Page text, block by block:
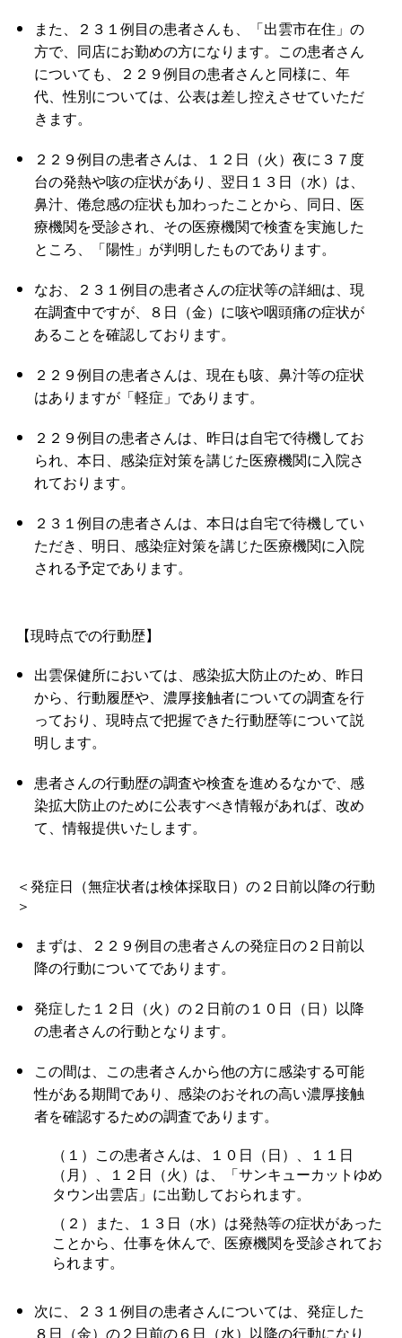
また、２３１例目の患者さんも、「出雲市在住」の
方で、同店にお勤めの方になります。この患者さん
についても、２２９例目の患者さんと同様に、年
代、性別については、公表は差し控えさせていただ
きます。
２２９例目の患者さんは、１２日（火）夜に３７度
台の発熱や咳の症状があり、翌日１３日（水）は、
鼻汁、倦怠感の症状も加わったことから、同日、医
療機関を受診され、その医療機関で検査を実施した
ところ、「陽性」が判明したものであります。
なお、２３１例目の患者さんの症状等の詳細は、現
在調査中ですが、８日（金）に咳や咽頭痛の症状が
あることを確認しております。
２２９例目の患者さんは、現在も咳、鼻汁等の症状
はありますが「軽症」であります。
２２９例目の患者さんは、昨日は自宅で待機してお
られ、本日、感染症対策を講じた医療機関に入院さ
れております。
２３１例目の患者さんは、本日は自宅で待機してい
ただき、明日、感染症対策を講じた医療機関に入院
される予定であります。
【現時点での行動歴】
出雲保健所においては、感染拡大防止のため、昨日
から、行動履歴や、濃厚接触者についての調査を行
っており、現時点で把握できた行動歴等について説
明します。
患者さんの行動歴の調査や検査を進めるなかで、感
染拡大防止のために公表すべき情報があれば、改め
て、情報提供いたします。
＜発症日（無症状者は検体採取日）の２日前以降の行動
＞
まずは、２２９例目の患者さんの発症日の２日前以
降の行動についてであります。
発症した１２日（火）の２日前の１０日（日）以降
の患者さんの行動となります。
この間は、この患者さんから他の方に感染する可能
性がある期間であり、感染のおそれの高い濃厚接触
者を確認するための調査であります。
（１）この患者さんは、１０日（日）、１１日
（月）、１２日（火）は、「サンキューカットゆめ
タウン出雲店」に出勤しておられます。
（２）また、１３日（水）は発熱等の症状があった
ことから、仕事を休んで、医療機関を受診されてお
られます。
次に、２３１例目の患者さんについては、発症した
８日（金）の２日前の６日（水）以降の行動になり